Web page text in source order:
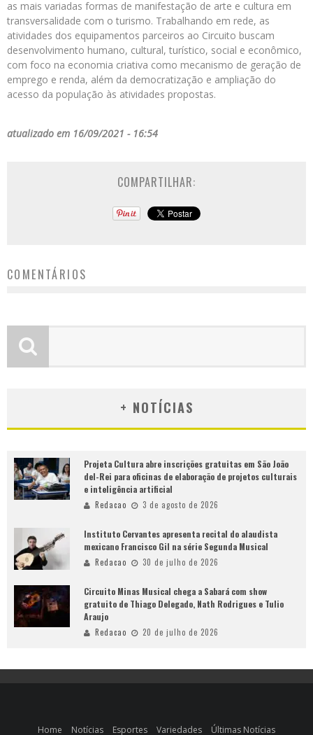
as mais variadas formas de manifestação de arte e cultura em
transversalidade com o turismo. Trabalhando em rede, as
atividades dos equipamentos parceiros ao Circuito buscam
desenvolvimento humano, cultural, turístico, social e econômico,
com foco na economia criativa como mecanismo de geração de
emprego e renda, além da democratização e ampliação do
acesso da população às atividades propostas.
atualizado em 16/09/2021 - 16:54
COMPARTILHAR:
COMENTÁRIOS
+ NOTÍCIAS
Projeta Cultura abre inscrições gratuitas em São João
del-Rei para oficinas de elaboração de projetos culturais
e inteligência artificial
Redacao 3 de agosto de 2026
Instituto Cervantes apresenta recital do alaudista
mexicano Francisco Gil na série Segunda Musical
Redacao 30 de julho de 2026
Circuito Minas Musical chega a Sabará com show
gratuito de Thiago Delegado, Nath Rodrigues e Tulio
Araujo
Redacao 20 de julho de 2026
Home Notícias Esportes Variedades Últimas Notícias